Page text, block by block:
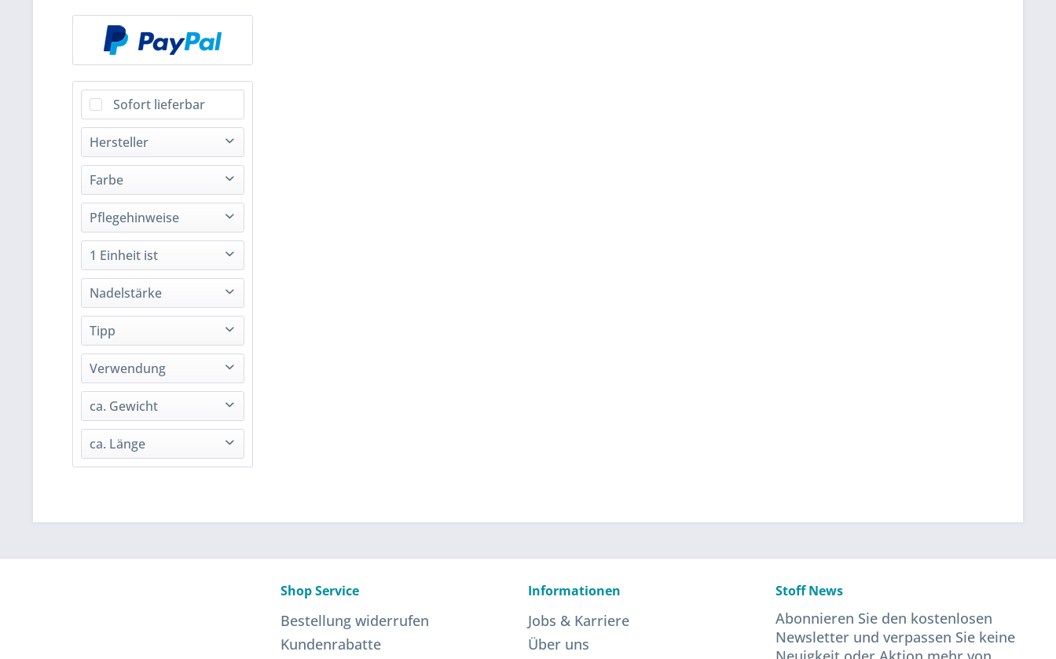
Sofort lieferbar
Hersteller
WOOLLY HUGS- Die perfekte Wolle zum Stricken & Häkeln
Farbe
Blau
Grau
Hellblau
Schwarz
Pflegehinweise
1 Einheit ist
ca. 50 g = 165 m Lauflänge
Nadelstärke
3-3,5
Tipp
Bedarf: 1 Paar Socken in Größe 46 = 100 g
Verwendung
Socken/ Handschuhe/ Mützen und vieles mehr.
ca. Gewicht
Knäuelgröße 50 g
ca. Länge
Shop Service
Bestellung widerrufen
Kundenrabatte
Informationen
Jobs & Karriere
Über uns
Stoff News
Abonnieren Sie den kostenlosen
Newsletter und verpassen Sie keine